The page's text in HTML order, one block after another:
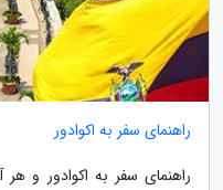
راهنمای سفر به اکوادور